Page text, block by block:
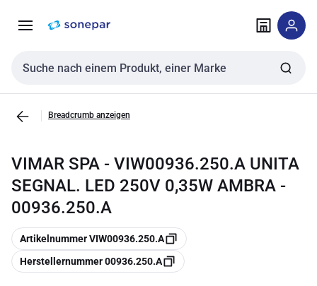
NavigationInhalt
Sucheingabe
Breadcrumb anzeigen
VIMAR SPA - VIW00936.250.A UNITA
SEGNAL. LED 250V 0,35W AMBRA -
00936.250.A
Kopieren
Artikelnummer VIW00936.250.A
Kopieren
Herstellernummer 00936.250.A